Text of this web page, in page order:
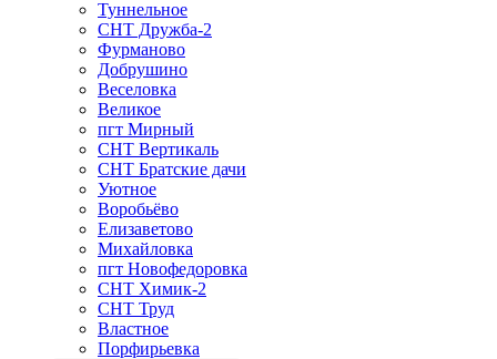
Туннельное
СНТ Дружба-2
Фурманово
Добрушино
Веселовка
Великое
пгт Мирный
СНТ Вертикаль
СНТ Братские дачи
Уютное
Воробьёво
Елизаветово
Михайловка
пгт Новофедоровка
СНТ Химик-2
СНТ Труд
Властное
Порфирьевка